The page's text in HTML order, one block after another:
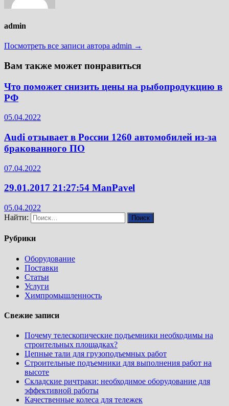
admin
Посмотреть все записи автора admin →
Вам также может понравиться
Что поможет снизить цены на рыбопродукцию в
РФ
05.04.2022
Audi отзывает в России 1260 автомобилей из-за
бракованного ПО
07.04.2022
29.01.2017 21:27:54 ManPavel
05.04.2022
Найти:
Рубрики
Оборудование
Поставки
Статьи
Услуги
Химпромышленность
Свежие записи
Почему телескопические подъемники необходимы на
строительных площадках?
Цепные тали для грузоподъемных работ
Строительные подъемники для выполнения работ на
высоте
Складские ричтраки: необходимое оборудование для
эффективной работы
Качественные колеса для тележек